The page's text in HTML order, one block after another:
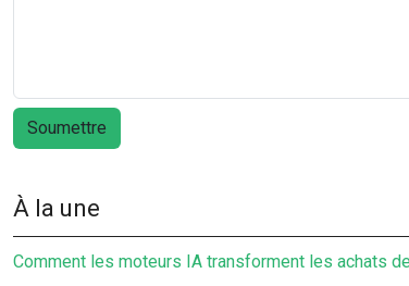
À la une
Comment les moteurs IA transforment les achats